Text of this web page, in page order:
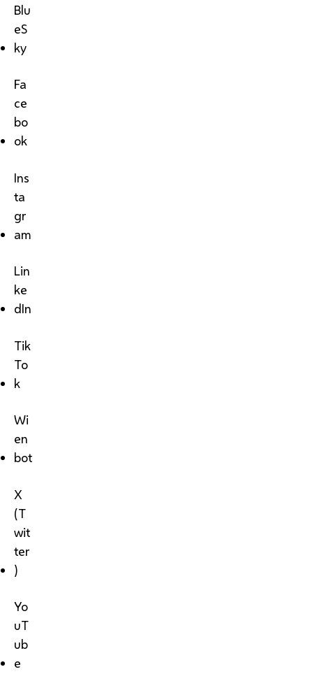
Blu
eS
ky
Fa
ce
bo
ok
Ins
ta
gr
am
Lin
ke
dIn
Tik
To
k
Wi
en
bot
X
(T
wit
ter
)
Yo
uT
ub
e